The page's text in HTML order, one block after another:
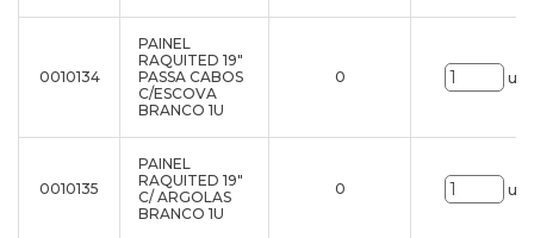
0010134
PAINEL
RAQUITED 19"
PASSA CABOS
C/ESCOVA
BRANCO 1U
0
0010135
PAINEL
RAQUITED 19"
C/ ARGOLAS
BRANCO 1U
0